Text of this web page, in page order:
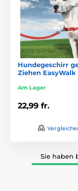
Hundegeschirr
Ziehen EasyWalk
Am Lager
22,99 fr.
Sie haben